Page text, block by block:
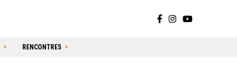
RENCONTRES